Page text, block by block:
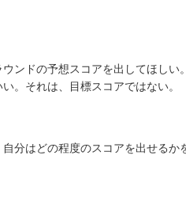
ンドの予想スコアを出してほし
。それは、目標スコアではない。
分はどの程度のスコアを出せるか